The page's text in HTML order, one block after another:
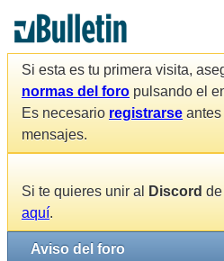
Si esta es tu primera visita,
normas del foro pulsando el
Es necesario registrarse
mensajes.
Si te quieres unir al Discord
aquí.
Aviso del foro